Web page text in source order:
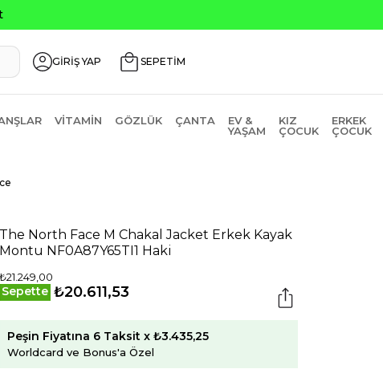
GİRİŞ YAP SEPETİM
VITAMIN GÖZLÜK ÇANTA
EV &
YAŞAM
KIZ
ÇOCUK
ERKEK
ÇOCUK
The North Face M Chakal Jacket Erkek Kayak
Montu NF0A87Y65TI1 Haki
₺21.249,00
Sepette ₺20.611,53
Peşin Fiyatına 6 Taksit x ₺3.435,25
Worldcard ve Bonus'a Özel